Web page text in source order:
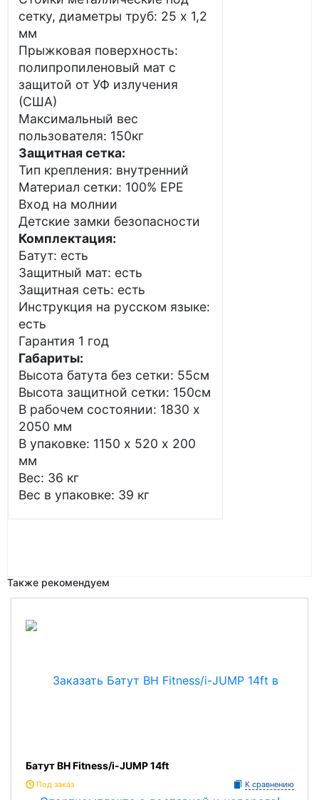
сетку, диаметры труб: 25 х 1,2
мм
Прыжковая поверхность:
полипропиленовый мат с
защитой от УФ излучения
(США)
Максимальный вес
пользователя: 150кг
Защитная сетка:
Тип крепления: внутренний
Материал сетки: 100% EPE
Вход на молнии
Детские замки безопасности
Комплектация:
Батут: есть
Защитный мат: есть
Защитная сеть: есть
Инструкция на русском языке:
есть
Гарантия 1 год
Габариты:
Высота батута без сетки: 55см
Высота защитной сетки: 150см
В рабочем состоянии: 1830 х
2050 мм
В упаковке: 1150 х 520 х 200
мм
Вес: 36 кг
Вес в упаковке: 39 кг
Также рекомендуем
Батут BH Fitness/i-JUMP 14ft
Под заказ К сравнению